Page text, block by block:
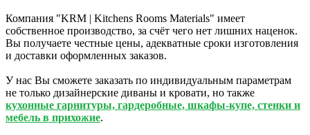
Компания "KRM | Kitchens Rooms Materials" имеет
собственное производство, за счёт чего нет лишних наценок.
Вы получаете честные цены, адекватные сроки изготовления
и доставки оформленных заказов.
У нас Вы сможете заказать по индивидуальным параметрам
не только дизайнерские диваны и кровати, но также
кухонные гарнитуры, гардеробные, шкафы-купе, стенки и
мебель в прихожие.